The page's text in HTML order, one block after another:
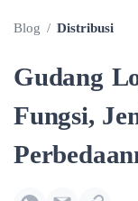
Blog / Distribusi
Gudang
Fungsi,